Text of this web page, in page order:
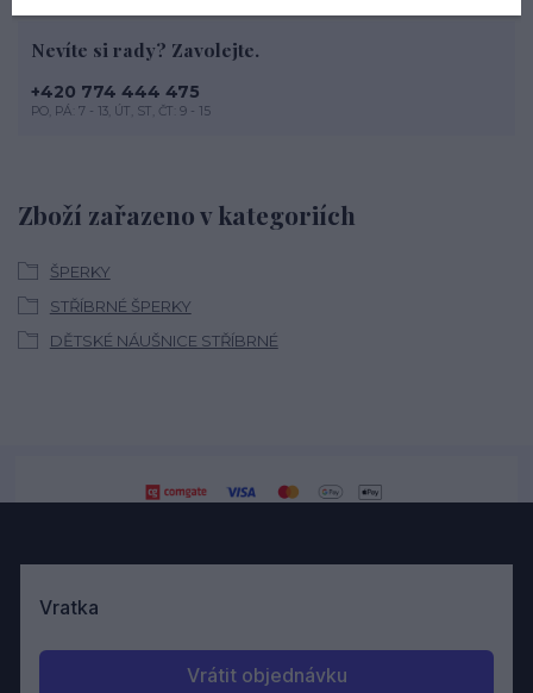
Zboží zařazeno v kategoriích
ŠPERKY
STŘÍBRNÉ ŠPERKY
DĚTSKÉ NÁUŠNICE STŘÍBRNÉ
Nevíte si rady? Zavolejte.
+420 774 444 475
PO, PÁ: 7 - 13, ÚT, ST, ČT: 9 - 15